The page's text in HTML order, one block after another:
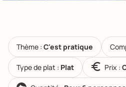
Thème : C'est pratique
Type de plat : Plat Prix :